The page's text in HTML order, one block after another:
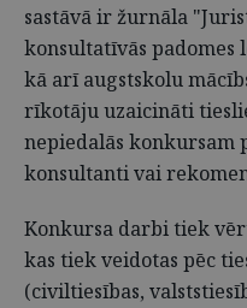
sastāvā ir žurnāla
konsultatīvās
kā arī augstskolu
rīkotāju uzaicināti
nepiedalās
konsultanti vai
Konkursa darbi tiek
kas tiek veidotas pēc
(civiltiesības,